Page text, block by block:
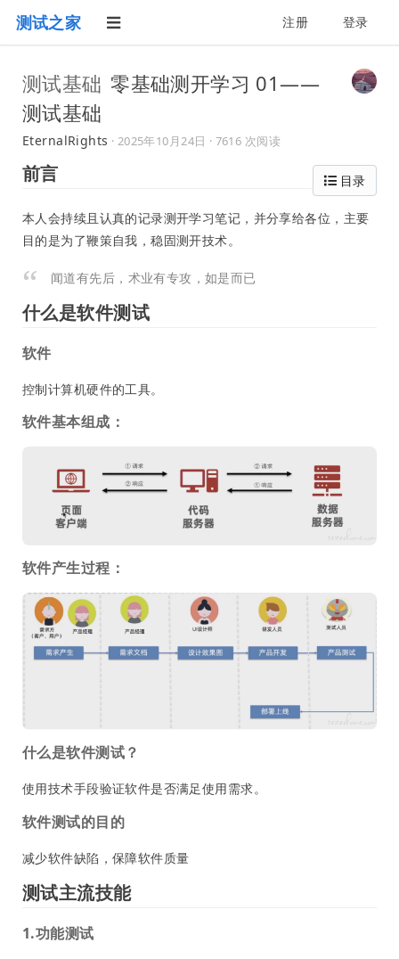
测试之家 注册 登录
测试基础 零基础测开学习 01——
测试基础
EternalRights · 2025年10月24日 · 7616 次阅读
目录
前言
本人会持续且认真的记录测开学习笔记，并分享给各位，主要
目的是为了鞭策自我，稳固测开技术。
闻道有先后，术业有专攻，如是而已
什么是软件测试
软件
控制计算机硬件的工具。
软件基本组成：
软件产生过程：
什么是软件测试？
使用技术手段验证软件是否满足使用需求。
软件测试的目的
减少软件缺陷，保障软件质量
测试主流技能
1.功能测试